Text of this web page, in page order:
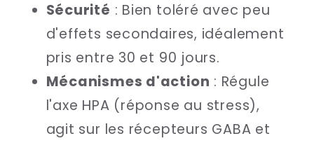
Sécurité : Bien toléré avec peu
d'effets secondaires, idéalement
pris entre 30 et 90 jours.
Mécanismes d'action : Régule
l'axe HPA (réponse au stress),
agit sur les récepteurs GABA et